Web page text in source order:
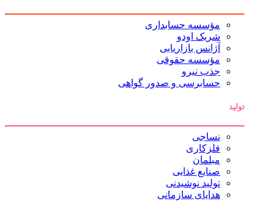
مؤسسه حسابداری
شریک اودو
آژانس بازاریابی
مؤسسه حقوقی
جذب نیرو
حسابرسی و صدور گواهی
تولید
نساجی
فلزکاری
مبلمان
صنایع غذایی
تولید نوشیدنی
هدایای سازمانی